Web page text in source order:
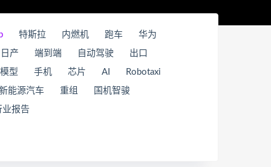
特斯拉 内燃机 跑车 华为
日产 端到端 自动驾驶 出口
型 手机 芯片 AI Robotaxi
能源汽车 重组 国机智骏
业报告